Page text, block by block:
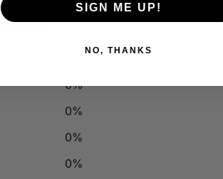
0%
0%
0%
0%
SIGN ME UP!
NO, THANKS